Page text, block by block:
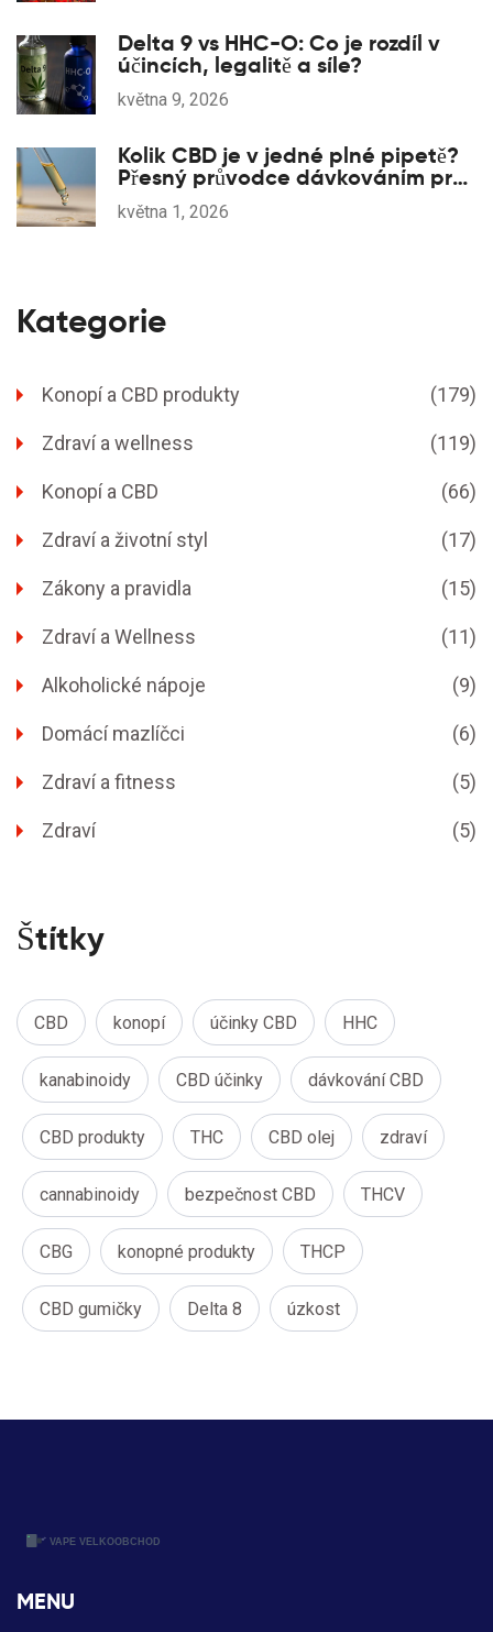
Delta 9 vs HHC-O: Co je rozdíl v
účincích, legalitě a síle?
května 9, 2026
Kolik CBD je v jedné plné pipetě?
Přesný průvodce dávkováním pro
domácí zvířata
května 1, 2026
Kategorie
Konopí a CBD produkty (179)
Zdraví a wellness (119)
Konopí a CBD (66)
Zdraví a životní styl (17)
Zákony a pravidla (15)
Zdraví a Wellness (11)
Alkoholické nápoje (9)
Domácí mazlíčci (6)
Zdraví a fitness (5)
Zdraví (5)
Štítky
CBD konopí účinky CBD HHC
kanabinoidy CBD účinky dávkování CBD
CBD produkty THC CBD olej zdraví
cannabinoidy bezpečnost CBD THCV
CBG konopné produkty THCP
CBD gumičky Delta 8 úzkost
MENU